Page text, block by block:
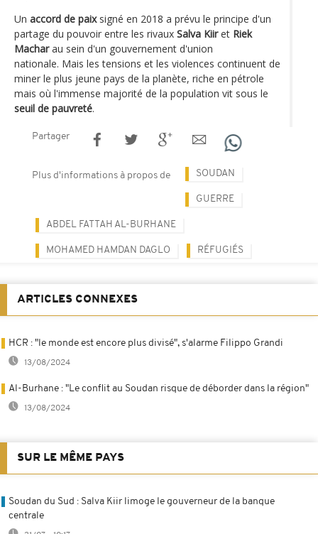
Un accord de paixsigné en 2018 a prévu le principe d'un
partage du pouvoir entre les rivaux Salva Kiiret Riek
Macharau sein d'un gouvernement d'union
nationale. Mais les tensions et les violences continuent de
miner le plus jeune pays de la planète, riche en pétrole
mais où l'immense majorité de la population vit sous le
seuil de pauvreté.
Partager
Plus d'informations à propos de SOUDAN
GUERRE
ABDEL FATTAH AL-BURHANE
MOHAMED HAMDAN DAGLO RÉFUGIÉS
ARTICLES CONNEXES
HCR : "le monde est encore plus divisé", s'alarme Filippo Grandi
13/08/2024
Al-Burhane : "Le conflit au Soudan risque de déborder dans la région"
13/08/2024
SUR LE MÊME PAYS
Soudan du Sud : Salva Kiir limoge le gouverneur de la banque
centrale